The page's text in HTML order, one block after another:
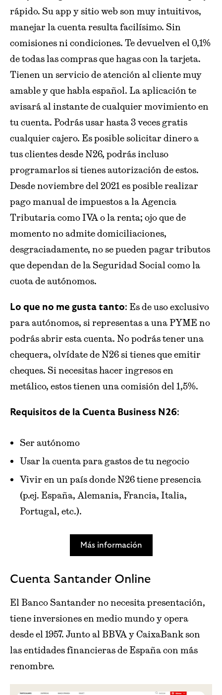
rápido. Su app y sitio web son muy intuitivos,
manejar la cuenta resulta facilísimo. Sin
comisiones ni condiciones. Te devuelven el 0,1%
de todas las compras que hagas con la tarjeta.
Tienen un servicio de atención al cliente muy
amable y que habla español. La aplicación te
avisará al instante de cualquier movimiento en
tu cuenta. Podrás usar hasta 3 veces gratis
cualquier cajero. Es posible solicitar dinero a
tus clientes desde N26, podrás incluso
programarlos si tienes autorización de estos.
Desde noviembre del 2021 es posible realizar
pago manual de impuestos a la Agencia
Tributaria como IVA o la renta; ojo que de
momento no admite domiciliaciones,
desgraciadamente, no se pueden pagar tributos
que dependan de la Seguridad Social como la
cuota de autónomos.
Lo que no me gusta tanto: Es de uso exclusivo
para autónomos, si representas a una PYME no
podrás abrir esta cuenta. No podrás tener una
chequera, olvídate de N26 si tienes que emitir
cheques. Si necesitas hacer ingresos en
metálico, estos tienen una comisión del 1,5%.
Requisitos de la Cuenta Business N26:
Ser autónomo
Usar la cuenta para gastos de tu negocio
Vivir en un país donde N26 tiene presencia
(p.ej. España, Alemania, Francia, Italia,
Portugal, etc.).
Más información
Cuenta Santander Online
El Banco Santander no necesita presentación,
tiene inversiones en medio mundo y opera
desde el 1957. Junto al BBVA y CaixaBank son
las entidades financieras de España con más
renombre.